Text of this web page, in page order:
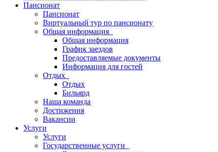
Пансионат
Пансионат
Виртуальный тур по пансионату
Общая информация
Общая информация
График заездов
Предоставляемые документы
Информация для гостей
Отдых
Отдых
Бильярд
Наша команда
Достижения
Вакансии
Услуги
Услуги
Государственные услуги